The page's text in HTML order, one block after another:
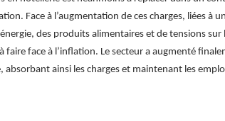
Face à l’augmentation de ces charges, liées à
des produits alimentaires et de tensions sur
faire face à l’inflation. Le secteur a augmenté
absorbant ainsi les charges et maintenant les